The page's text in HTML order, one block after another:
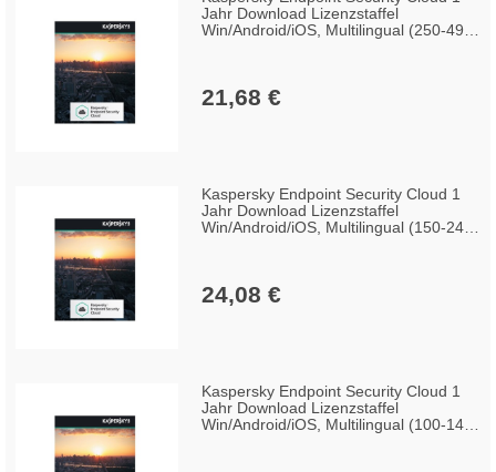
Jahr Download Lizenzstaffel
Win/Android/iOS, Multilingual (250-499
21,68 €
Kaspersky Endpoint Security Cloud 1
Jahr Download Lizenzstaffel
Win/Android/iOS, Multilingual (150-249
24,08 €
Kaspersky Endpoint Security Cloud 1
Jahr Download Lizenzstaffel
Win/Android/iOS, Multilingual (100-149